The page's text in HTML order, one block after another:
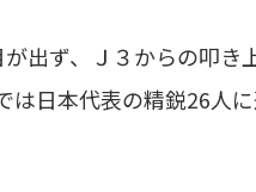
出ず、Ｊ３からの叩き
日本代表の精鋭26人